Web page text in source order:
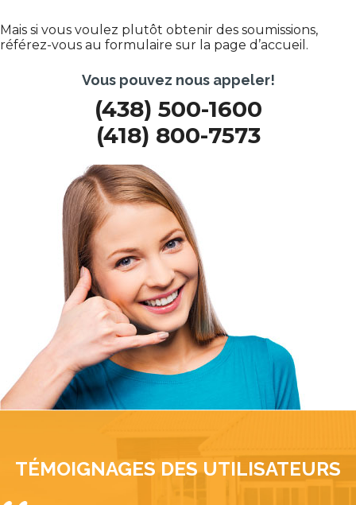
Mais si vous voulez plutôt obtenir des soumissions,
référez-vous au formulaire sur la page d’accueil.
Vous pouvez nous appeler!
(438) 500-1600
(418) 800-7573
TÉMOIGNAGES DES UTILISATEURS